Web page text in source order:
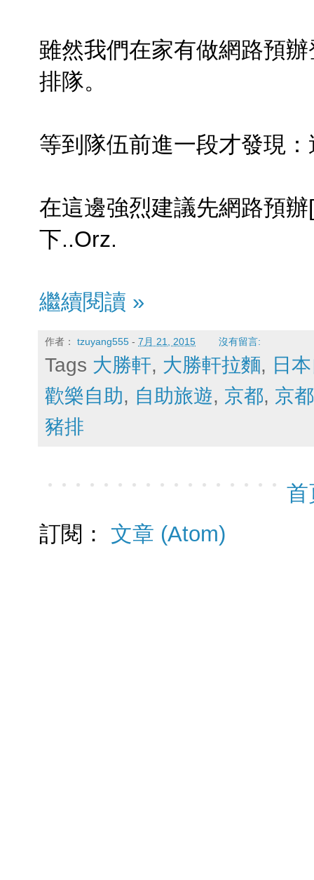
雖然我們在家有做網路預
排隊。
等到隊伍前進一段才發現
在這邊強烈建議先網路預
下..Orz.
繼續閱讀 »
作者： tzuyang555 - 7月 21, 2015 沒有留言:
Tags 大勝軒, 大勝軒拉麵, 日
歡樂自助, 自助旅遊, 京都, 京
豬排
首
訂閱： 文章 (Atom)